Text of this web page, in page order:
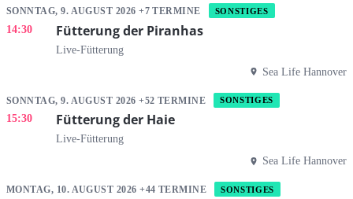
SONNTAG, 9. AUGUST 2026 +7 TERMINE SONSTIGES
14:30 Fütterung der Piranhas
Live-Fütterung
Sea Life Hannover
SONNTAG, 9. AUGUST 2026 +52 TERMINE SONSTIGES
15:30 Fütterung der Haie
Live-Fütterung
Sea Life Hannover
MONTAG, 10. AUGUST 2026 +44 TERMINE SONSTIGES